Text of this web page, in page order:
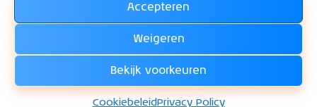
Accepteren
Weigeren
Bekijk voorkeuren
Cookiebeleid Privacy Policy
Lees alles over het lidmaatschap van de KLM Aeroclub
WORD LID !!!
© 2026. Alle rechten voorbehouden.